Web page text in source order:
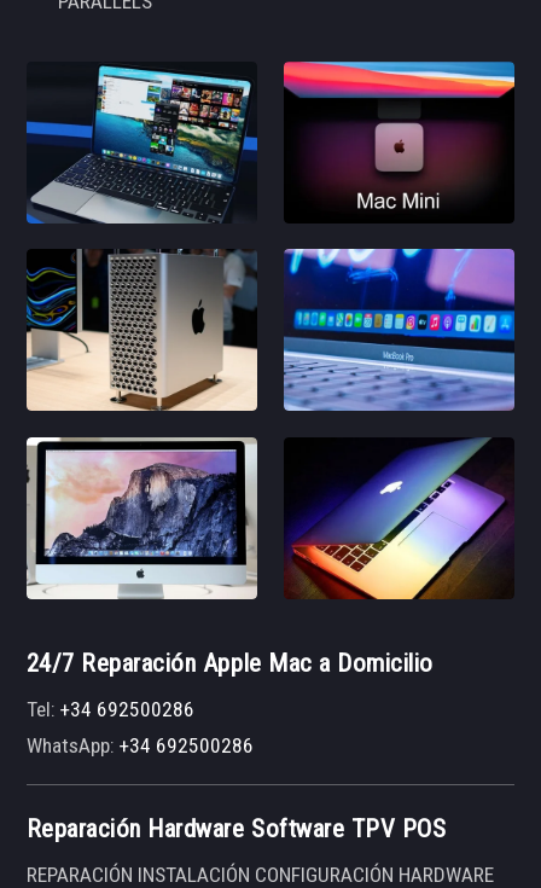
24/7 Reparación Apple Mac a Domicilio
Tel:+34 692500286
WhatsApp:+34 692500286
Reparación Hardware Software TPV POS
REPARACIÓN INSTALACIÓN CONFIGURACIÓN HARDWARE